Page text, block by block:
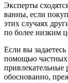
Эксперты
ванны, если
этих случаях
по более низким
Если вы
помощью
привлекательные
обоснованно,